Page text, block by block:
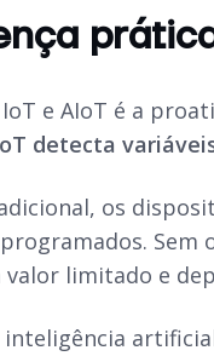
e AIoT é a
detecta
os
limitado e